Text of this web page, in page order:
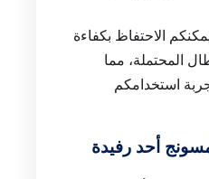
الاحتفاظ بكفاءة
المحتملة، مما
استخدامكم
أحد رفيدة